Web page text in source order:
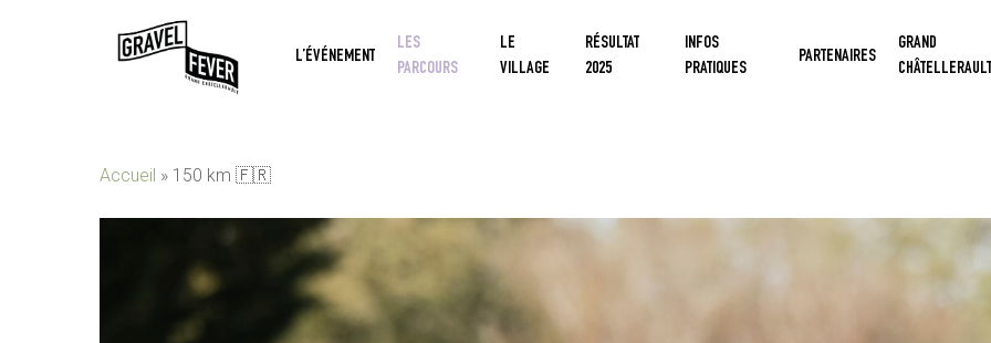
L’ÉVÉNEMENT
LES
PARCOURS
LE
VILLAGE
RÉSULTAT
2025
INFOS
PRATIQUES
PARTENAIRES
GRAND
CHÂTELLERAULT
Accueil » 150 km 🇫🇷